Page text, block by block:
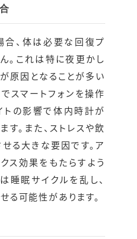
、体は必要な回復プ
。これは特に夜更かし
原因となることが多い
スマートフォンを操作
トの影響で体内時計が
。また、ストレスや飲
る大きな要因です。ア
ス効果をもたらすよう
睡眠サイクルを乱し、
る可能性があります。